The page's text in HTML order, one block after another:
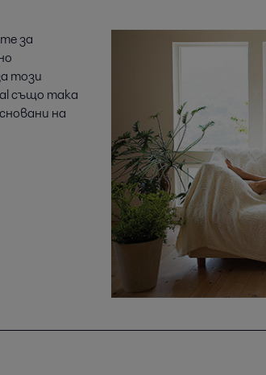
за
този
също така
на